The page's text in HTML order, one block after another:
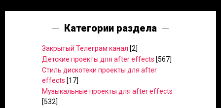
Категории раздела
Закрытый Телеграм канал [2]
Детские проекты для after effects [567]
Стиль дискотеки проекты для after
effects [17]
Музыкальные проекты для after effects
[532]